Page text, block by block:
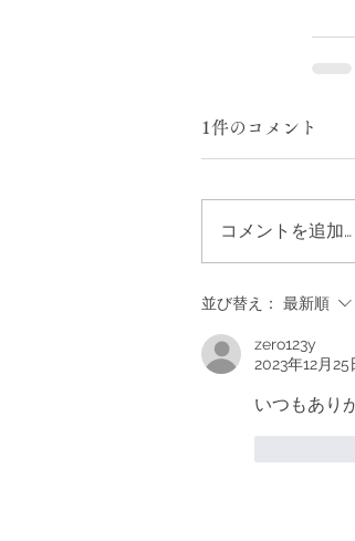
1件のコメント
コメントを追加…
並び替え： 最新順
zero123y
2023年12月25
いつもあり